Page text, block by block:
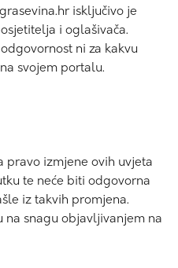
isključivo je
i oglašivača.
ni za kakvu
svojem portalu.
pravo izmjene ovih uvjeta
te neće biti odgovorna
iz takvih promjena.
na snagu objavljivanjem na